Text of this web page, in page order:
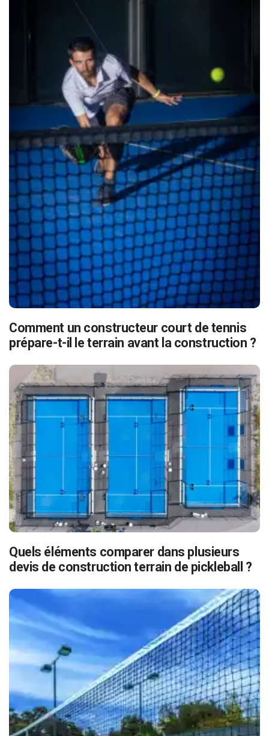
Comment un constructeur court de tennis
prépare-t-il le terrain avant la construction ?
Quels éléments comparer dans plusieurs
devis de construction terrain de pickleball ?